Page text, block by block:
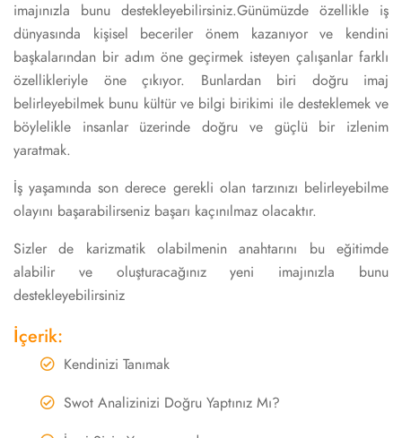
imajınızla bunu destekleyebilirsiniz.Günümüzde özellikle iş
dünyasında kişisel beceriler önem kazanıyor ve kendini
başkalarından bir adım öne geçirmek isteyen çalışanlar farklı
özellikleriyle öne çıkıyor. Bunlardan biri doğru imaj
belirleyebilmek bunu kültür ve bilgi birikimi ile desteklemek ve
böylelikle insanlar üzerinde doğru ve güçlü bir izlenim
yaratmak.
İş yaşamında son derece gerekli olan tarzınızı belirleyebilme
olayını başarabilirseniz başarı kaçınılmaz olacaktır.
Sizler de karizmatik olabilmenin anahtarını bu eğitimde
alabilir ve oluşturacağınız yeni imajınızla bunu
destekleyebilirsiniz
İçerik:
Kendinizi Tanımak
Swot Analizinizi Doğru Yaptınız Mı?